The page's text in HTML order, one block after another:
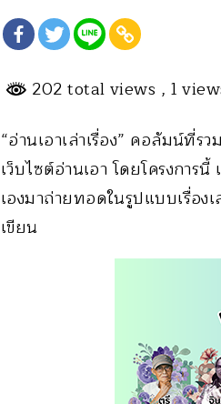
202 total views , 1
“อ่านเอาเล่าเรื่อง” คอลัมน์ที่ร
เว็บไซต์อ่านเอา โดยโครงการ
เองมาถ่ายทอดในรูปแบบเรื่อ
เขียน